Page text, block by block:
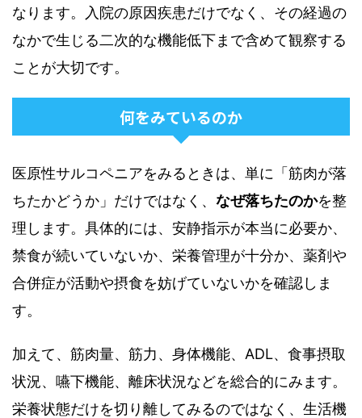
なります。入院の原因疾患だけでなく、その経過の
なかで生じる二次的な機能低下まで含めて観察する
ことが大切です。
何をみているのか
医原性サルコペニアをみるときは、単に「筋肉が落
ちたかどうか」だけではなく、 なぜ落ちたのかを整
理します。具体的には、安静指示が本当に必要か、
禁食が続いていないか、栄養管理が十分か、薬剤や
合併症が活動や摂食を妨げていないかを確認しま
す。
加えて、筋肉量、筋力、身体機能、ADL、食事摂取
状況、嚥下機能、離床状況などを総合的にみます。
栄養状態だけを切り離してみるのではなく、生活機